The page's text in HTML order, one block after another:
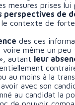
mesures prises
perspectives de
le contexte de
des ces
voire même un peu
autant leur
au moins à la
avec son
au candidat la